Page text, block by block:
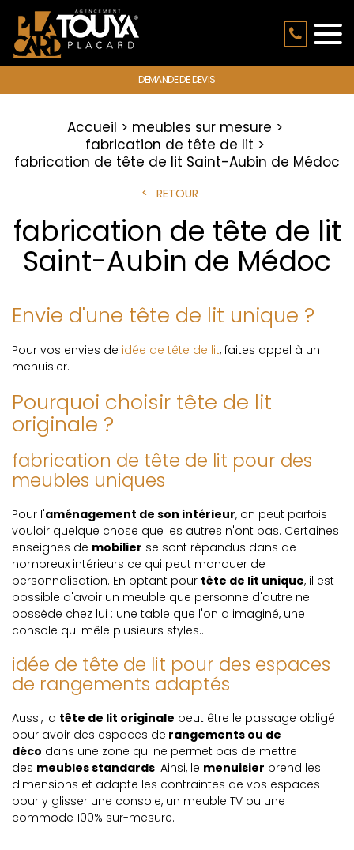
DEMANDE DE DEVIS
Accueil
meubles sur mesure
fabrication de tête de lit
fabrication de tête de lit Saint-Aubin de Médoc
RETOUR
fabrication de tête de lit
Saint-Aubin de Médoc
Envie d'une tête de lit unique ?
Pour vos envies de idée de tête de lit, faites appel à un
menuisier.
Pourquoi choisir tête de lit
originale ?
fabrication de tête de lit pour des
meubles uniques
Pour l'aménagement de son intérieur, on peut parfois
vouloir quelque chose que les autres n'ont pas. Certaines
enseignes de mobilier se sont répandus dans de
nombreux intérieurs ce qui peut manquer de
personnalisation. En optant pour tête de lit unique, il est
possible d'avoir un meuble que personne d'autre ne
possède chez lui : une table que l'on a imaginé, une
console qui mêle plusieurs styles...
idée de tête de lit pour des espaces
de rangements adaptés
Aussi, la tête de lit originale peut être le passage obligé
pour avoir des espaces de rangements ou de
déco dans une zone qui ne permet pas de mettre
des meubles standards. Ainsi, le menuisier prend les
dimensions et adapte les contraintes de vos espaces
pour y glisser une console, un meuble TV ou une
commode 100% sur-mesure.